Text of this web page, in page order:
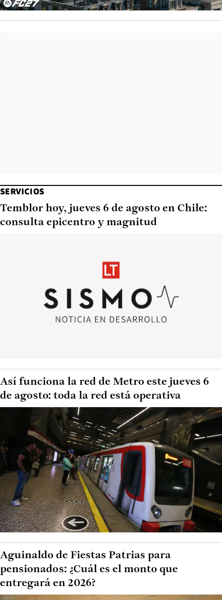
SERVICIOS
Temblor hoy, jueves 6 de agosto en Chile:
consulta epicentro y magnitud
Así funciona la red de Metro este jueves 6
de agosto: toda la red está operativa
Aguinaldo de Fiestas Patrias para
pensionados: ¿Cuál es el monto que
entregará en 2026?